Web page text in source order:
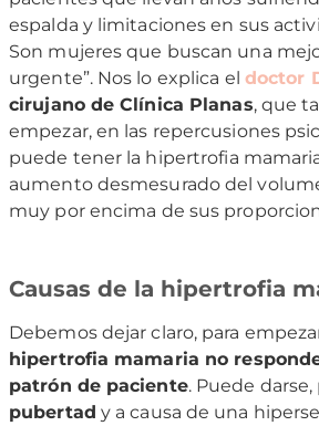
espalda y limitaciones en sus
Son mujeres que buscan una
urgente”. Nos lo explica el doctor
cirujano de Clínica Planas, que
empezar, en las repercusiones
puede tener la hipertrofia
aumento desmesurado del
muy por encima de sus
Causas de la hipertrofia
Debemos dejar claro, para
hipertrofia mamaria no
patrón de paciente. Puede
pubertad y a causa de una